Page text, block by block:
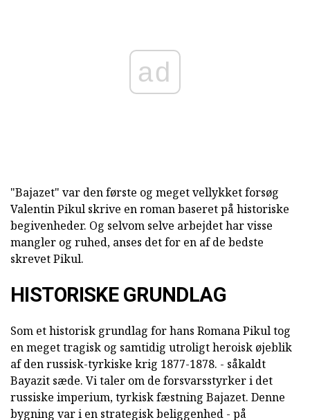
ad
"Bajazet" var den første og meget vellykket forsøg
Valentin Pikul skrive en roman baseret på historiske
begivenheder. Og selvom selve arbejdet har visse
mangler og ruhed, anses det for en af de bedste
skrevet Pikul.
HISTORISKE GRUNDLAG
Som et historisk grundlag for hans Romana Pikul tog
en meget tragisk og samtidig utroligt heroisk øjeblik
af den russisk-tyrkiske krig 1877-1878. - såkaldt
Bayazit sæde. Vi taler om de forsvarsstyrker i det
russiske imperium, tyrkisk fæstning Bajazet. Denne
bygning var i en strategisk beliggenhed - på